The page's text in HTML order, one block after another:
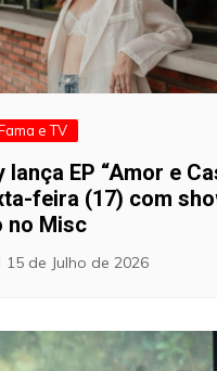
e TV
lança EP “Amor e
feira (17) com
no Misc
15 de Julho de 2026